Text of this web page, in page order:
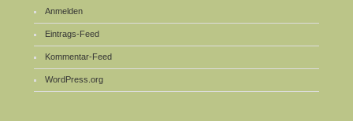
Anmelden
Eintrags-Feed
Kommentar-Feed
WordPress.org